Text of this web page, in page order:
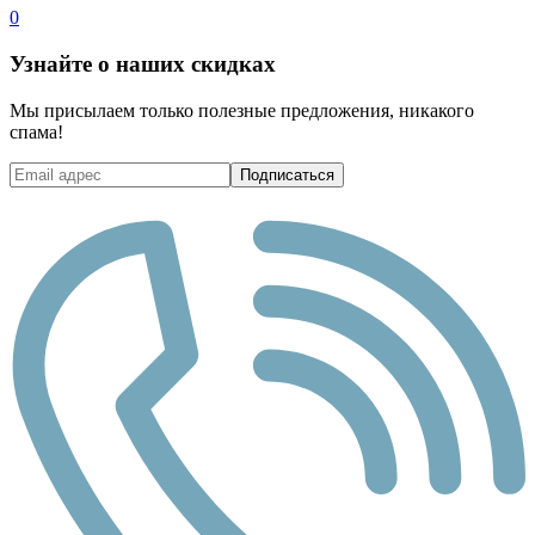
0
Узнайте о наших скидках
Мы присылаем только полезные предложения, никакого
спама!
Подписаться